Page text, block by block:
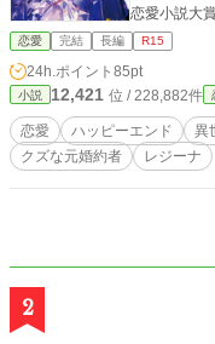
恋愛小説大
クスより書
恋愛 完結 長編 R15
24h.ポイント 85pt
小説 12,421 位 / 228,882件
恋愛 ハッピーエンド 異
クズな元婚約者
レジーナ
2